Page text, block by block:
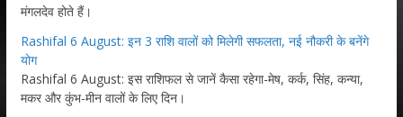
मंगलदेव होते हैं।
Rashifal 6 August: इन 3 राशि वालों को मिलेगी सफलता, नई नौकरी के बनेंगे
योग
Rashifal 6 August: इस राशिफल से जानें कैसा रहेगा-मेष, कर्क, सिंह, कन्या,
मकर और कुंभ-मीन वालों के लिए दिन।